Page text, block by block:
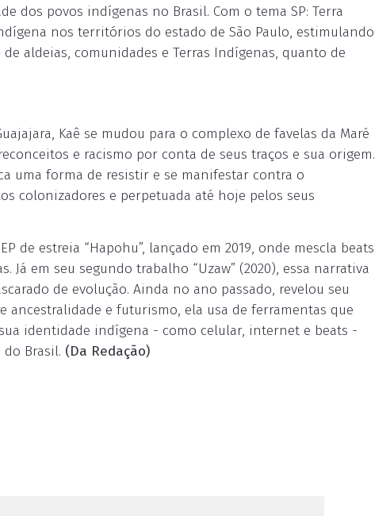
dos povos indígenas no Brasil. Com o tema SP: Terra
nos territórios do estado de São Paulo, estimulando
aldeias, comunidades e Terras Indígenas, quanto de
Kaê se mudou para o complexo de favelas da Maré
e racismo por conta de seus traços e sua origem.
uma forma de resistir e se manifestar contra o
colonizadores e perpetuada até hoje pelos seus
de estreia “Hapohu”, lançado em 2019, onde mescla beats
em seu segundo trabalho “Uzaw” (2020), essa narrativa
de evolução. Ainda no ano passado, revelou seu
ancestralidade e futurismo, ela usa de ferramentas que
identidade indígena - como celular, internet e beats -
Brasil. (Da Redação)